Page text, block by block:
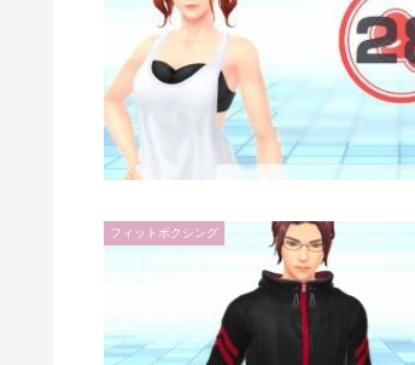
フィットボクシング